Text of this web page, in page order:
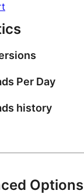
Per Day
history
Options